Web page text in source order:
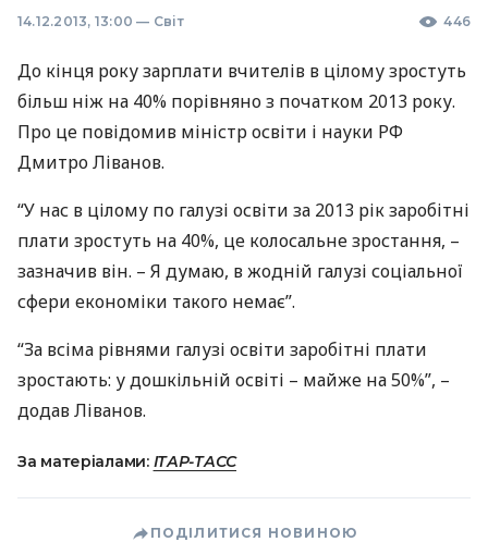
14.12.2013, 13:00 — Світ 446
До кінця року зарплати вчителів в цілому зростуть
більш ніж на 40% порівняно з початком 2013 року.
Про це повідомив міністр освіти і науки РФ
Дмитро Ліванов.
“У нас в цілому по галузі освіти за 2013 рік заробітні
плати зростуть на 40%, це колосальне зростання, –
зазначив він. – Я думаю, в жодній галузі соціальної
сфери економіки такого немає”.
“За всіма рівнями галузі освіти заробітні плати
зростають: у дошкільній освіті – майже на 50%”, –
додав Ліванов.
За матеріалами: ІТАР-ТАСС
ПОДІЛИТИСЯ НОВИНОЮ